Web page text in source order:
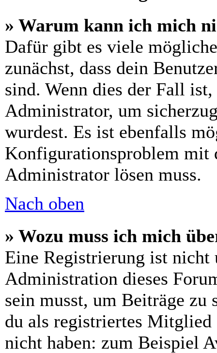
» Warum kann ich mich
Dafür gibt es viele
zunächst, dass dein
sind. Wenn dies der Fall
Administrator, um
wurdest. Es ist ebenfalls
Konfigurationsproblem mit
Administrator lösen muss.
Nach oben
» Wozu muss ich mich
Eine Registrierung ist
Administration dieses
sein musst, um Beiträge
du als registriertes Mitglied
nicht haben: zum Beispiel